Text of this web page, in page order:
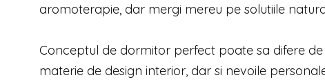
aromoterapie, dar mergi mereu pe solutiile
Conceptul de dormitor perfect poate sa difere
materie de design interior, dar si nevoile